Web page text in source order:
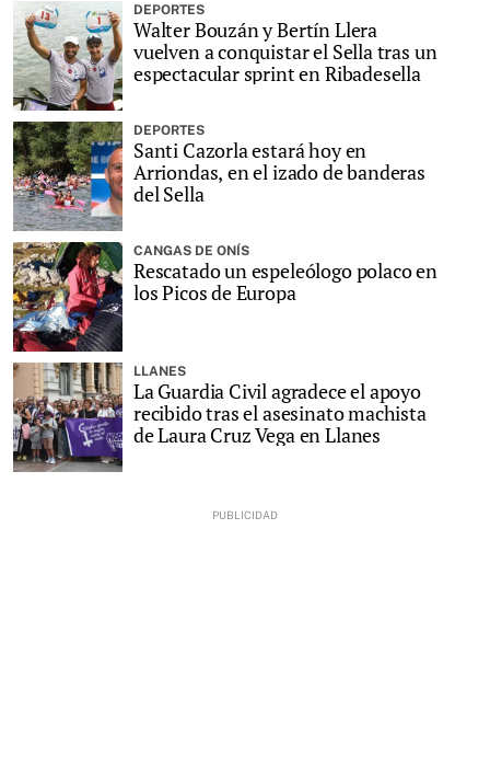
DEPORTES
Walter Bouzán y Bertín Llera
vuelven a conquistar el Sella tras un
espectacular sprint en Ribadesella
DEPORTES
Santi Cazorla estará hoy en
Arriondas, en el izado de banderas
del Sella
CANGAS DE ONÍS
Rescatado un espeleólogo polaco en
los Picos de Europa
LLANES
La Guardia Civil agradece el apoyo
recibido tras el asesinato machista
de Laura Cruz Vega en Llanes